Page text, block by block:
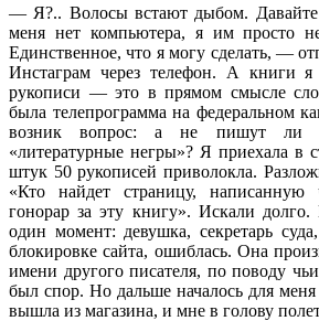
— Я?.. Волосы встают дыбом. Давайте
меня нет компьютера, я им просто
Единственное, что я могу сделать, —
Инстаграм через телефон. А книги
рукописи — это в прямом смысле
была телепрограмма на федеральном
возник вопрос: а не пишут ли
«литературные негры»? Я приехала
штук 50 рукописей приволокла.
«Кто найдет страницу,
гонорар за эту книгу». Искали
один момент: девушка, секретарь
блокировке сайта, ошиблась. Она
имени другого писателя, по поводу
был спор. Но дальше началось для
вышла из магазина, и мне в голову